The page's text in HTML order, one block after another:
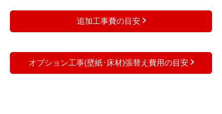
追加工事費の目安
オプション工事(壁紙･床材)張替え費用の目安